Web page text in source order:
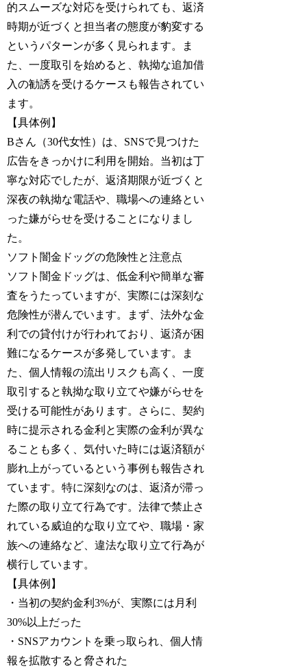
的スムーズな対応を受けられても、返済
時期が近づくと担当者の態度が豹変する
というパターンが多く見られます。ま
た、一度取引を始めると、執拗な追加借
入の勧誘を受けるケースも報告されてい
ます。
【具体例】
Bさん（30代女性）は、SNSで見つけた
広告をきっかけに利用を開始。当初は丁
寧な対応でしたが、返済期限が近づくと
深夜の執拗な電話や、職場への連絡とい
った嫌がらせを受けることになりまし
た。
ソフト闇金ドッグの危険性と注意点
ソフト闇金ドッグは、低金利や簡単な審
査をうたっていますが、実際には深刻な
危険性が潜んでいます。まず、法外な金
利での貸付けが行われており、返済が困
難になるケースが多発しています。ま
た、個人情報の流出リスクも高く、一度
取引すると執拗な取り立てや嫌がらせを
受ける可能性があります。さらに、契約
時に提示される金利と実際の金利が異な
ることも多く、気付いた時には返済額が
膨れ上がっているという事例も報告され
ています。特に深刻なのは、返済が滞っ
た際の取り立て行為です。法律で禁止さ
れている威迫的な取り立てや、職場・家
族への連絡など、違法な取り立て行為が
横行しています。
【具体例】
・当初の契約金利3%が、実際には月利
30%以上だった
・SNSアカウントを乗っ取られ、個人情
報を拡散すると脅された